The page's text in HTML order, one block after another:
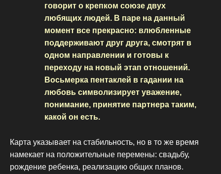
говорит о крепком союзе двух
любящих людей. В паре на данный
момент все прекрасно: влюбленные
поддерживают друг друга, смотрят в
одном направлении и готовы к
переходу на новый этап отношений.
Восьмерка пентаклей в гадании на
любовь символизирует уважение,
понимание, принятие партнера таким,
какой он есть.
Карта указывает на стабильность, но в то же время
намекает на положительные перемены: свадьбу,
рождение ребенка, реализацию общих планов.